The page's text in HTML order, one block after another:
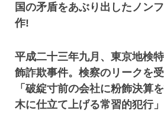
国の矛盾をあぶり出したノン
作!
平成二十三年九月、東京地検
飾詐欺事件。検察のリークを
「破綻寸前の会社に粉飾決算
木に仕立て上げる常習的犯行